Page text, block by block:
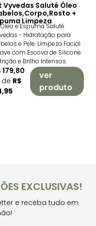
Vyvedas Saluté Óleo
+
Limpeza
Óleo e Espuma Saluté
- Hidratação para
e Pele. Limpeza Facial
com Escova de Silicone.
e Brilho Intensos.
179,80
de R$
ver
produto
EXCLUSIVAS!
e receba tudo em